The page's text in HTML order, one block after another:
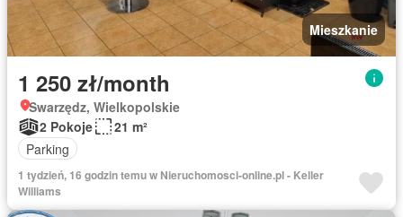
Mieszkanie
1 250 zł/month
Swarzędz, Wielkopolskie
2 Pokoje
21 m²
Parking
1 tydzień, 16 godzin temu w Nieruchomosci-online.pl - Keller
Williams